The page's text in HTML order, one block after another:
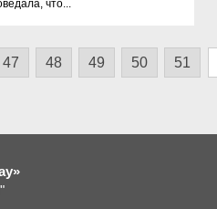
что...
47 48 49 50 51